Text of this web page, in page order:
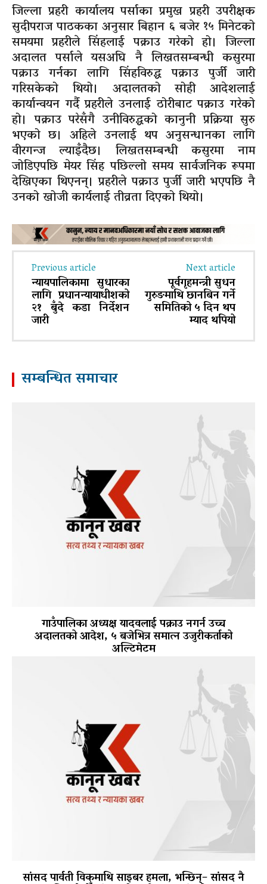
जिल्ला प्रहरी कार्यालय पर्साका प्रमुख प्रहरी उपरीक्षक
सुदीपराज पाठकका अनुसार बिहान ६ बजेर १५ मिनेटको
समयमा प्रहरीले सिंहलाई पक्राउ गरेको हो। जिल्ला
अदालत पर्साले यसअघि नै लिखतसम्बन्धी कसुरमा
पक्राउ गर्नका लागि सिंहविरुद्ध पक्राउ पुर्जी जारी
गरिसकेको थियो। अदालतको सोही आदेशलाई
कार्यान्वयन गर्दै प्रहरीले उनलाई ठोरीबाट पक्राउ गरेको
हो। पक्राउ परेसँगै उनीविरुद्धको कानुनी प्रक्रिया सुरु
भएको छ। अहिले उनलाई थप अनुसन्धानका लागि
वीरगन्ज ल्याइँदैछ। लिखतसम्बन्धी कसुरमा नाम
जोडिएपछि मेयर सिंह पछिल्लो समय सार्वजनिक रूपमा
देखिएका थिएनन्। प्रहरीले पक्राउ पुर्जी जारी भएपछि नै
उनको खोजी कार्यलाई तीव्रता दिएको थियो।
Previous article
न्यायपालिकामा सुधारका
लागि प्रधानन्यायाधीशको
२१ बुँदे कडा निर्देशन
जारी
Next article
पूर्वगृहमन्त्री सुधन
गुरुङमाथि छानबिन गर्ने
समितिको ५ दिन थप
म्याद थपियो
सम्बन्धित समाचार
गाउँपालिका अध्यक्ष यादवलाई पक्राउ नगर्न उच्च
अदालतको आदेश, ५ बजेभित्र समात्न उजुरीकर्ताको
अल्टिमेटम
सांसद पार्वती विकमाथि साइबर हमला, भन्छिन्– सांसद नै